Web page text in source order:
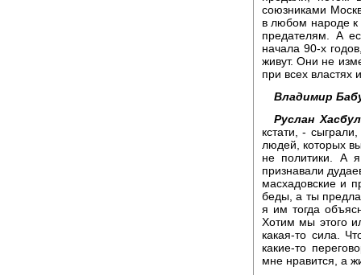
союзниками
в любом народе к
предателям. А
начала 90-х
живут. Они не
при всех властях
Владимир
Руслан
кстати, -
людей, которых
не политики. А
признавали
масхадовские и
беды, а ты
я им тогда
Хотим мы этого
какая-то сила.
какие-то
мне нравится, а